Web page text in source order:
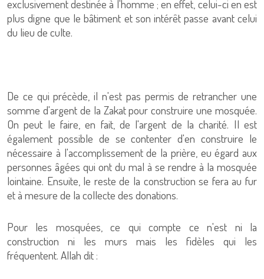
exclusivement destinée à l'homme ; en effet, celui-ci en est
plus digne que le bâtiment et son intérêt passe avant celui
du lieu de culte.
De ce qui précède, il n'est pas permis de retrancher une
somme d'argent de la Zakat pour construire une mosquée.
On peut le faire, en fait, de l'argent de la charité. Il est
également possible de se contenter d'en construire le
nécessaire à l'accomplissement de la prière, eu égard aux
personnes âgées qui ont du mal à se rendre à la mosquée
lointaine. Ensuite, le reste de la construction se fera au fur
et à mesure de la collecte des donations.
Pour les mosquées, ce qui compte ce n'est ni la
construction ni les murs mais les fidèles qui les
fréquentent. Allah dit :